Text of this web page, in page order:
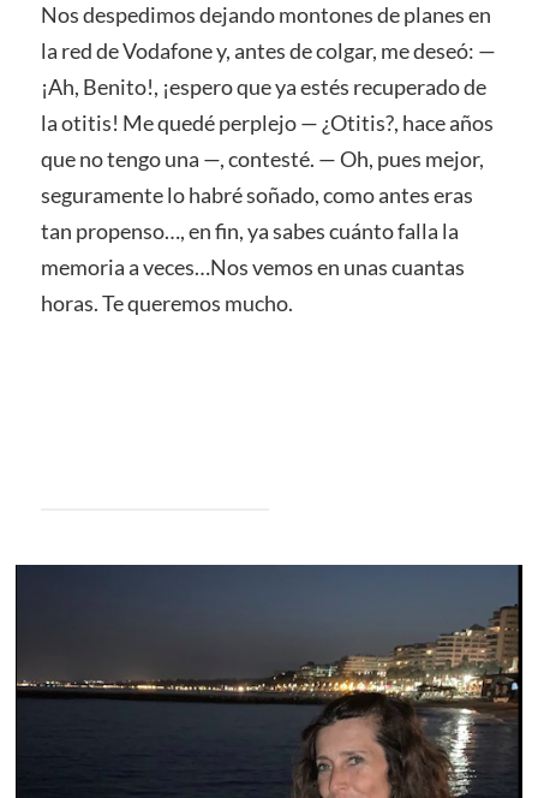
Nos despedimos dejando montones de planes en
la red de Vodafone y, antes de colgar, me deseó: —
¡Ah, Benito!, ¡espero que ya estés recuperado de
la otitis! Me quedé perplejo — ¿Otitis?, hace años
que no tengo una —, contesté. — Oh, pues mejor,
seguramente lo habré soñado, como antes eras
tan propenso…, en fin, ya sabes cuánto falla la
memoria a veces…Nos vemos en unas cuantas
horas. Te queremos mucho.